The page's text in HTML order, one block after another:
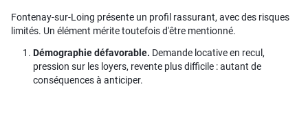
Fontenay-sur-Loing présente un profil rassurant, avec des risques
limités. Un élément mérite toutefois d'être mentionné.
Démographie défavorable. Demande locative en recul,
pression sur les loyers, revente plus difficile : autant de
conséquences à anticiper.